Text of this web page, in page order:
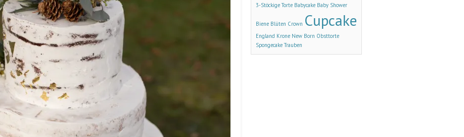
3-Stöckige Torte Babycake Baby Shower
Biene Blüten Crown Cupcake
England Krone New Born Obsttorte
Spongecake Trauben